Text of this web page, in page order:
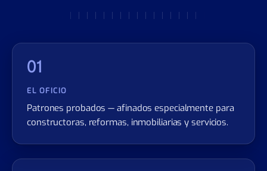
01
EL OFICIO
Patrones probados — afinados especialmente para
constructoras, reformas, inmobiliarias y servicios.